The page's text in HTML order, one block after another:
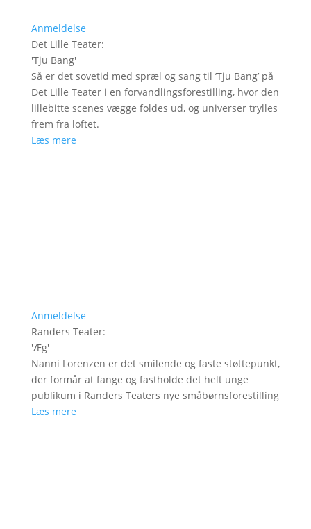
Anmeldelse
Det Lille Teater:
'Tju Bang'
Så er det sovetid med spræl og sang til ’Tju Bang’ på
Det Lille Teater i en forvandlingsforestilling, hvor den
lillebitte scenes vægge foldes ud, og universer trylles
frem fra loftet.
Læs mere
Anmeldelse
Randers Teater:
'Æg'
Nanni Lorenzen er det smilende og faste støttepunkt,
der formår at fange og fastholde det helt unge
publikum i Randers Teaters nye småbørnsforestilling
Læs mere